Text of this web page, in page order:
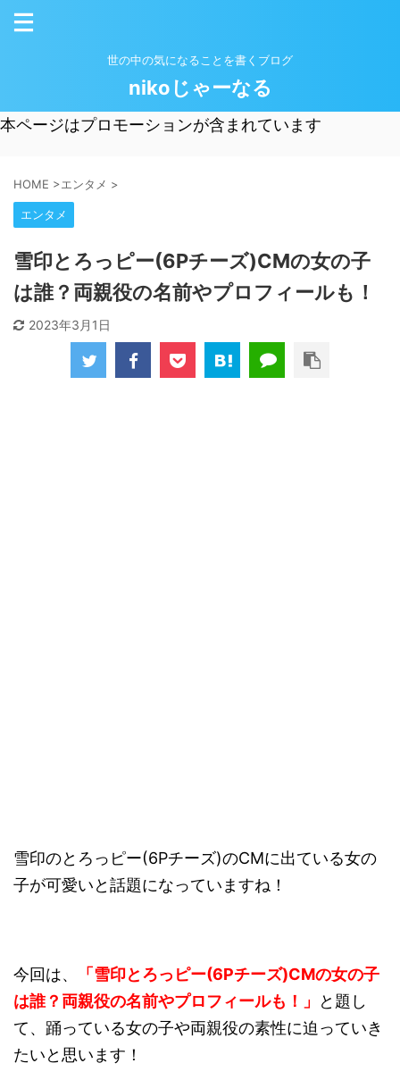
世の中の気になることを書くブログ
nikoじゃーなる
本ページはプロモーションが含まれています
HOME >エンタメ >
エンタメ
雪印とろっピー(6Pチーズ)CMの女の子
は誰？両親役の名前やプロフィールも！
2023年3月1日
雪印のとろっピー(6Pチーズ)のCMに出ている女の
子が可愛いと話題になっていますね！
今回は、
「雪印とろっピー(6Pチーズ)CMの女の子
は誰？両親役の名前やプロフィールも！」
と題し
て、踊っている女の子や両親役の素性に迫っていき
たいと思います！